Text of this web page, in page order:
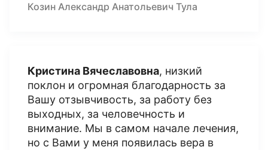
Козин Александр Анатольевич Тула
Кристина Вячеславовна, низкий
поклон и огромная благодарность за
Вашу отзывчивость, за работу без
выходных, за человечность и
внимание. Мы в самом начале лечения,
но с Вами у меня появилась вера в